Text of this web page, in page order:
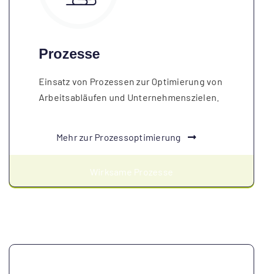
Prozesse
Einsatz von Prozessen zur Optimierung von
Arbeitsabläufen und Unternehmenszielen.
Mehr zur Prozessoptimierung
Wirksame Prozesse